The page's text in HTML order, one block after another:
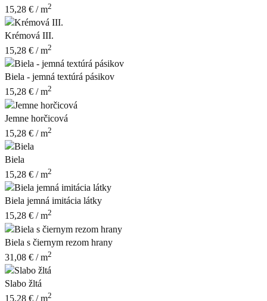
15,28 € / m2
Krémová III.
15,28 € / m2
Biela - jemná textúrá pásikov
15,28 € / m2
Jemne horčicová
15,28 € / m2
Biela
15,28 € / m2
Biela jemná imitácia látky
15,28 € / m2
Biela s čiernym rezom hrany
31,08 € / m2
Slabo žltá
15,28 € / m2